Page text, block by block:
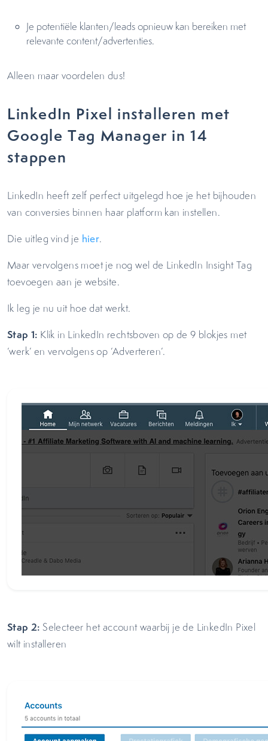
Je potentiële klanten/leads opnieuw kan bereiken met
relevante content/advertenties.
Alleen maar voordelen dus!
LinkedIn Pixel installeren met
Google Tag Manager in 14
stappen
LinkedIn heeft zelf perfect uitgelegd hoe je het bijhouden
van conversies binnen haar platform kan instellen.
Die uitleg vind je hier.
Maar vervolgens moet je nog wel de LinkedIn Insight Tag
toevoegen aan je website.
Ik leg je nu uit hoe dat werkt.
Stap 1: Klik in LinkedIn rechtsboven op de 9 blokjes met
‘werk’ en vervolgens op ‘Adverteren’.
Stap 2: Selecteer het account waarbij je de LinkedIn Pixel
wilt installeren